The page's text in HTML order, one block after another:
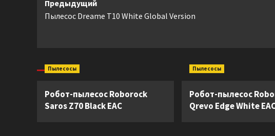
Навигация
записи
Предыдущий
Пылесос Dreame T10 White Global Version
Пылесосы
Робот-пылесос Roborock
Saros Z70 Black EAC
Пылесосы
Робот-пылесос
Qrevo Edge White